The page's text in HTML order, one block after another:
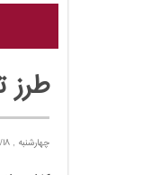
طرز
چهارشنبه , 18/بهمن/1396